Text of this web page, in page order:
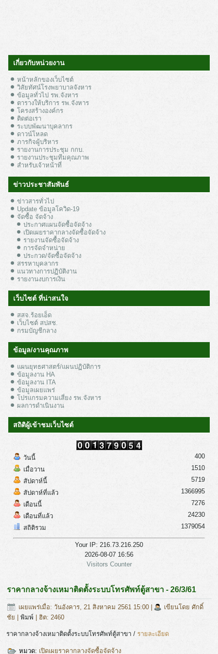
เกี่ยวกับหน่วยงาน
หน้าหลักของเว็บไซต์
วิสัยทัศน์โรงพยาบาลจังหาร
ข้อมูลทั่วไป รพ.จังหาร
ตารางให้บริการ รพ.จังหาร
โครงสร้างองค์กร
ติดต่อเรา
ระบบพัฒนาบุคลากร
ดาวน์โหลด
ภารกิจผู้บริหาร
รายงานการประชุม กกบ.
รายงานประชุมทีมคุณภาพ
สำหรับเจ้าหน้าที่
ข่าวประชาสัมพันธ์
ข่าวสารทั่วไป
Update ข้อมูลโควิด-19
จัดซื้อ จัดจ้าง
ประกาศแผนจัดซื้อจัดจ้าง
เปิดเผยราคากลางจัดซื้อจัดจ้าง
รายงานจัดซื้อจัดจ้าง
การจัดจำหน่าย
ประกวด/จัดซื้อจัดจ้าง
สรรหาบุคลากร
แนวทางการปฏิบัติงาน
รายงานงบการเงิน
เว็บไซต์ ที่น่าสนใจ
สสจ.ร้อยเอ็ด
เว็บไซต์ สปสช.
กรมบัญชีกลาง
ข้อมูล/งานคุณภาพ
แผนยุทธศาสตร์/แผนปฏิบัติการ
ข้อมูลงาน HA
ข้อมูลงาน ITA
ข้อมูลเผยแพร่
โปรแกรมความเสี่ยง รพ.จังหาร
ผลการดำเนินงาน
สถิติผู้เข้าชมเว็บไซต์
วันนี้
เมื่อวาน
สัปดาห์นี้
สัปดาห์ที่แล้ว
เดือนนี้
เดือนที่แล้ว
สถิติรวม
400
1510
5719
1366995
7276
24230
1379054
Your IP: 216.73.216.250
2026-08-07 16:56
Visitors Counter
ราคากลางจ้างเหมาติดตั้งระบบโทรศัพท์ตู้สาขา - 26/3/61
เผยแพร่เมื่อ: วันอังคาร, 21 สิงหาคม 2561 15:00|
เขียนโดย ศักดิ์
ชัย |พิมพ์ | ฮิต: 2460
ราคากลางจ้างเหมาติดตั้งระบบโทรศัพท์ตู้สาขา /รายละเอียด
หมวด: เปิดเผยราคากลางจัดซื้อจัดจ้าง